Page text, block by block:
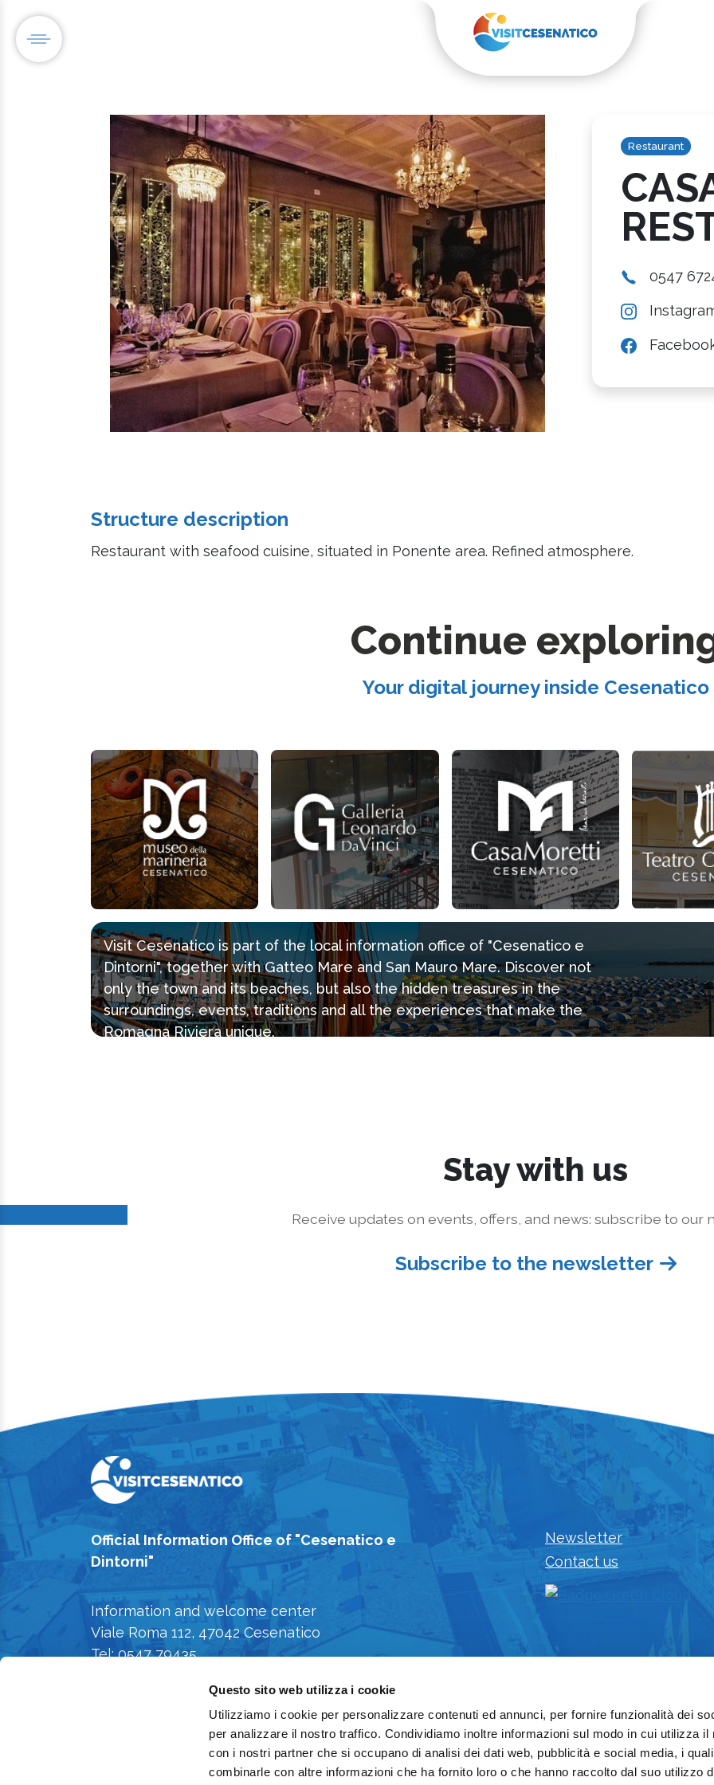
Questo sito web utilizza i cookie
Utilizziamo i cookie per personalizzare contenuti ed annunci, per fornire funzionalità dei
per analizzare il nostro traffico. Condividiamo inoltre informazioni sul modo in cui utilizza il
con i nostri partner che si occupano di analisi dei dati web, pubblicità e social media, i
combinarle con altre informazioni che ha fornito loro o che hanno raccolto dal suo utilizzo
Restaurant
0547
Structure description
Restaurant with seafood cuisine, situated in Ponente area. Refined atmosphere.
Continue
Your digital journey inside Cesenatico
Visit Cesenatico is part of the local information office of "Cesenatico e
Dintorni", together with Gatteo Mare and San Mauro Mare. Discover not
only the town and its beaches, but also the hidden treasures in the
surroundings, events, traditions and all the experiences that make the
Romagna Riviera unique.
Stay with us
Receive updates on events, offers, and news: subscribe to our
Subscribe to the newsletter
Official Information Office of "Cesenatico e
Dintorni"
Information and welcome center
Viale Roma 112, 47042 Cesenatico
Tel: 0547 79435
Cookie Policy
Newsletter
Contact us